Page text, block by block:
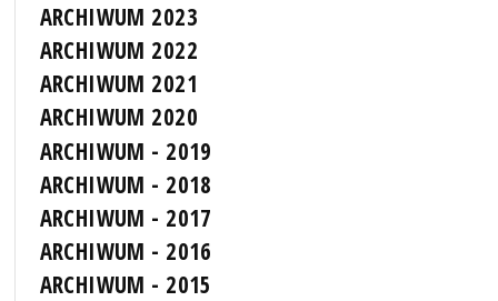
ARCHIWUM 2023
ARCHIWUM 2022
ARCHIWUM 2021
ARCHIWUM 2020
ARCHIWUM - 2019
ARCHIWUM - 2018
ARCHIWUM - 2017
ARCHIWUM - 2016
ARCHIWUM - 2015